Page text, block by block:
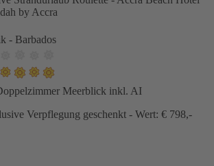
by Accra
- Barbados
Meerblick inkl. AI
Verpflegung geschenkt - Wert: € 798,-